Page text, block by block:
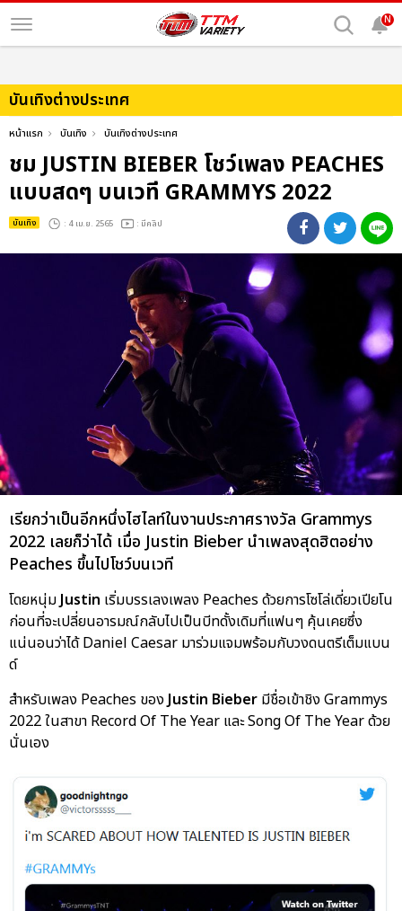
N
บันเทิงต่างประเทศ
หน้าแรก บันเทิง บันเทิงต่างประเทศ
ชม JUSTIN BIEBER โชว์เพลง PEACHES
แบบสดๆ บนเวที GRAMMYS 2022
บันเทิง : 4 เม.ย. 2565 : มีคลิป
เรียกว่าเป็นอีกหนึ่งไฮไลท์ในงานประกาศรางวัล Grammys
2022 เลยก็ว่าได้ เมื่อ Justin Bieber นำเพลงสุดฮิตอย่าง
Peaches ขึ้นไปโชว์บนเวที
โดยหนุ่มJustin เริ่มบรรเลงเพลง Peaches ด้วยการโซโล่เดี่ยวเปียโน
ก่อนที่จะเปลี่ยนอารมณ์กลับไปเป็นบีทดั้งเดิมที่แฟนๆ คุ้นเคยซึ่ง
แน่นอนว่าได้ Daniel Caesar มาร่วมแจมพร้อมกับวงดนตรีเต็มแบน
ด์
สำหรับเพลง Peaches ของJustin Bieber มีชื่อเข้าชิง Grammys
2022 ในสาขา Record Of The Year และ Song Of The Year ด้วย
นั่นเอง